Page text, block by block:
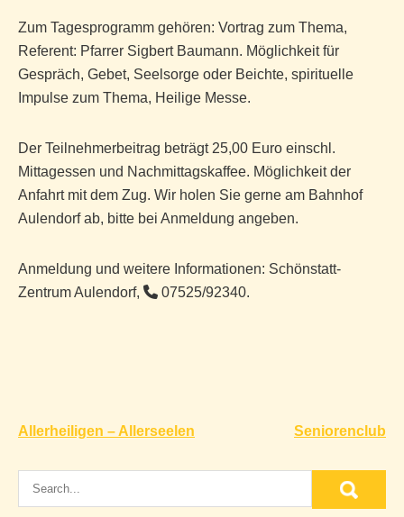
Zum Tagesprogramm gehören: Vortrag zum Thema,
Referent: Pfarrer Sigbert Baumann. Möglichkeit für
Gespräch, Gebet, Seelsorge oder Beichte, spirituelle
Impulse zum Thema, Heilige Messe.
Der Teilnehmerbeitrag beträgt 25,00 Euro einschl.
Mittagessen und Nachmittagskaffee. Möglichkeit der
Anfahrt mit dem Zug. Wir holen Sie gerne am Bahnhof
Aulendorf ab, bitte bei Anmeldung angeben.
Anmeldung und weitere Informationen: Schönstatt-
Zentrum Aulendorf,
07525/92340.
Beitragsnavigation
Allerheiligen – Allerseelen Seniorenclub